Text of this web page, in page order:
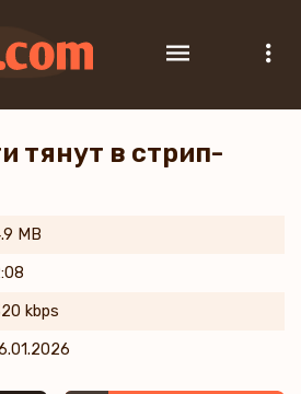
тянут в стрип-
MB
kbps